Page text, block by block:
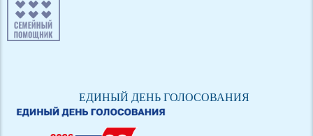
ЕДИНЫЙ ДЕНЬ ГОЛОСОВАНИЯ